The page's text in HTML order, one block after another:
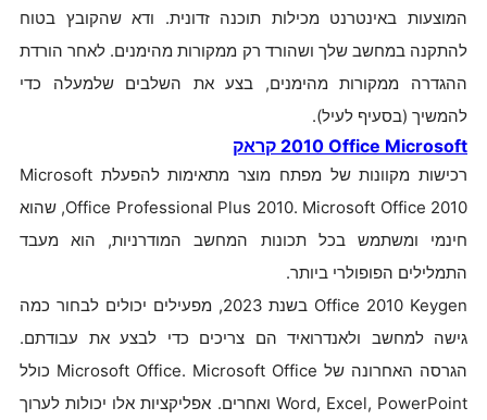
המוצעות באינטרנט מכילות תוכנה זדונית. ודא שהקובץ בטוח
להתקנה במחשב שלך ושהורד רק ממקורות מהימנים. לאחר הורדת
ההגדרה ממקורות מהימנים, בצע את השלבים שלמעלה כדי
להמשיך (בסעיף לעיל).
Microsoft
Office קראק
רכישות מקוונות של מפתח מוצר מתאימות להפעלת Microsoft
Office Professional Plus 2010. Microsoft Office 2010, שהוא
חינמי ומשתמש בכל תכונות המחשב המודרניות, הוא מעבד
התמלילים הפופולרי ביותר.
Office 2010 Keygen בשנת 2023, מפעילים יכולים לבחור כמה
גישה למחשב ולאנדרואיד הם צריכים כדי לבצע את עבודתם.
הגרסה האחרונה של Microsoft Office. Microsoft Office כולל
Word, Excel, PowerPoint ואחרים. אפליקציות אלו יכולות לערוך